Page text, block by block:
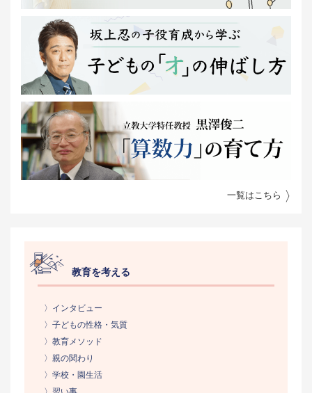
一覧はこちら
教育を考える
〉インタビュー
〉子どもの性格・気質
〉教育メソッド
〉親の関わり
〉学校・園生活